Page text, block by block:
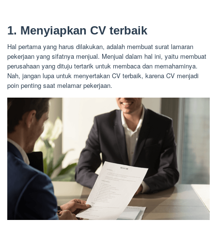
1. Menyiapkan CV terbaik
Hal pertama yang harus dilakukan, adalah membuat surat lamaran
pekerjaan yang sifatnya menjual. Menjual dalam hal ini, yaitu membuat
perusahaan yang dituju tertarik untuk membaca dan memahaminya.
Nah, jangan lupa untuk menyertakan CV terbaik, karena CV menjadi
poin penting saat melamar pekerjaan.